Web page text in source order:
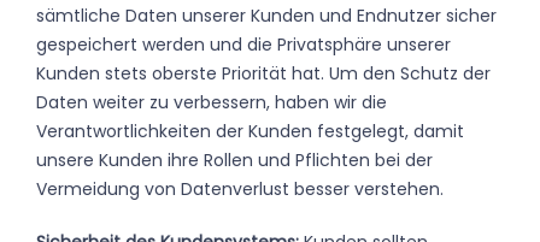
sämtliche Daten unserer Kunden und Endnutzer sicher
gespeichert werden und die Privatsphäre unserer
Kunden stets oberste Priorität hat. Um den Schutz der
Daten weiter zu verbessern, haben wir die
Verantwortlichkeiten der Kunden festgelegt, damit
unsere Kunden ihre Rollen und Pflichten bei der
Vermeidung von Datenverlust besser verstehen.